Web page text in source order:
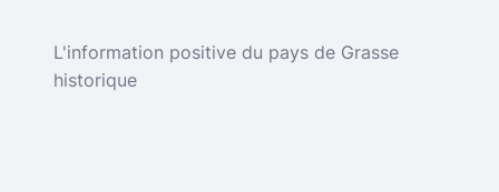
L'information positive du pays de Grasse
historique